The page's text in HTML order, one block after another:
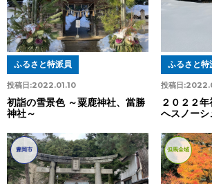
投稿日:2022.01.10
ふるさと特派員
初詣の雪景色 ～粟鹿神社、當勝
神社～
投稿日:
ふるさと特
２０２２年
へスノーシ
豊岡市 但馬全域